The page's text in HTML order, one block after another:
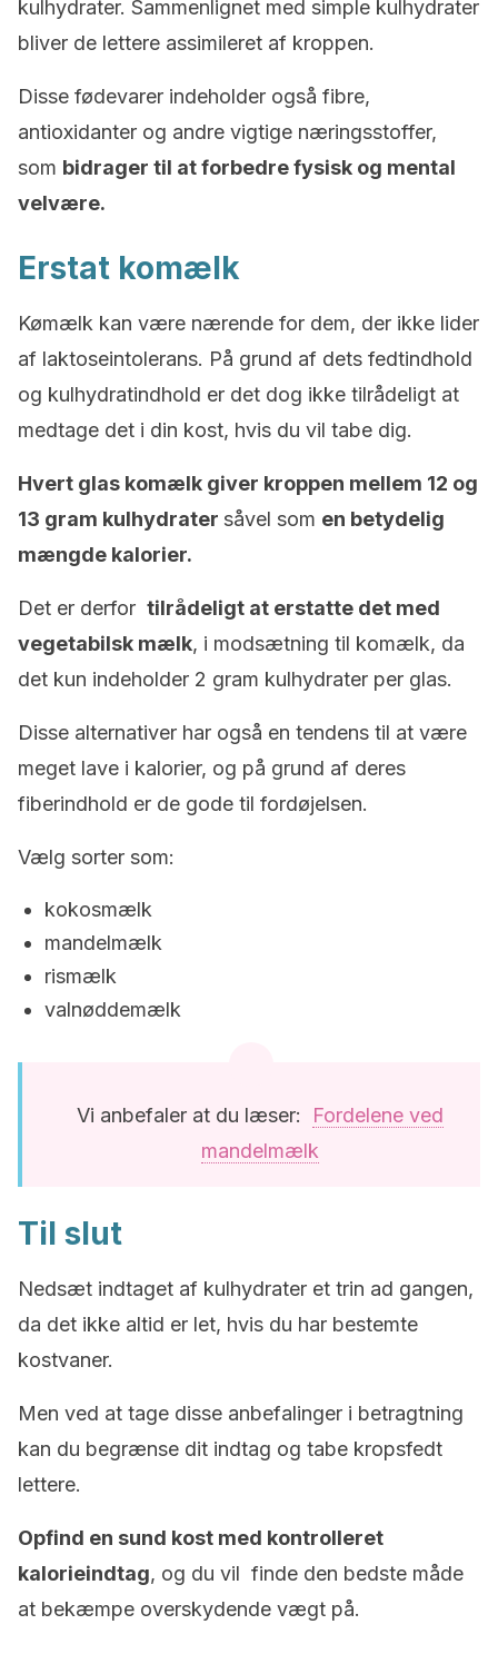
kulhydrater. Sammenlignet med simple kulhydrater
bliver de lettere assimileret af kroppen.
Disse fødevarer indeholder også fibre,
antioxidanter og andre vigtige næringsstoffer,
som bidrager til at forbedre fysisk og mental
velvære.
Erstat komælk
Kømælk kan være nærende for dem, der ikke lider
af laktoseintolerans. På grund af dets fedtindhold
og kulhydratindhold er det dog ikke tilrådeligt at
medtage det i din kost, hvis du vil tabe dig.
Hvert glas komælk giver kroppen mellem 12 og
13 gram kulhydrater såvel som en betydelig
mængde kalorier.
Det er derfor tilrådeligt at erstatte det med
vegetabilsk mælk, i modsætning til komælk, da
det kun indeholder 2 gram kulhydrater per glas.
Disse alternativer har også en tendens til at være
meget lave i kalorier, og på grund af deres
fiberindhold er de gode til fordøjelsen.
Vælg sorter som:
kokosmælk
mandelmælk
rismælk
valnøddemælk
Vi anbefaler at du læser: Fordelene ved
mandelmælk
Til slut
Nedsæt indtaget af kulhydrater et trin ad gangen,
da det ikke altid er let, hvis du har bestemte
kostvaner.
Men ved at tage disse anbefalinger i betragtning
kan du begrænse dit indtag og tabe kropsfedt
lettere.
Opfind en sund kost med kontrolleret
kalorieindtag, og du vil finde den bedste måde
at bekæmpe overskydende vægt på.